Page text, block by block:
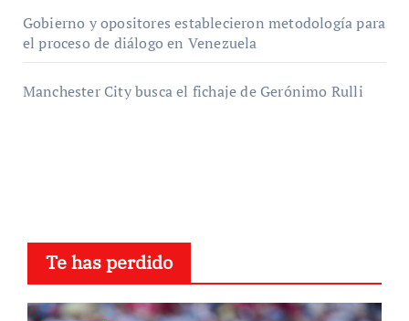
Gobierno y opositores establecieron metodología para
el proceso de diálogo en Venezuela
Manchester City busca el fichaje de Gerónimo Rulli
Te has perdido